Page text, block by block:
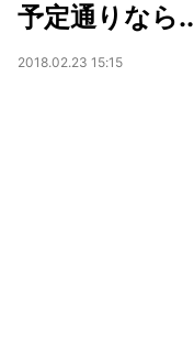
予定通りなら
2018.02.23 15:15